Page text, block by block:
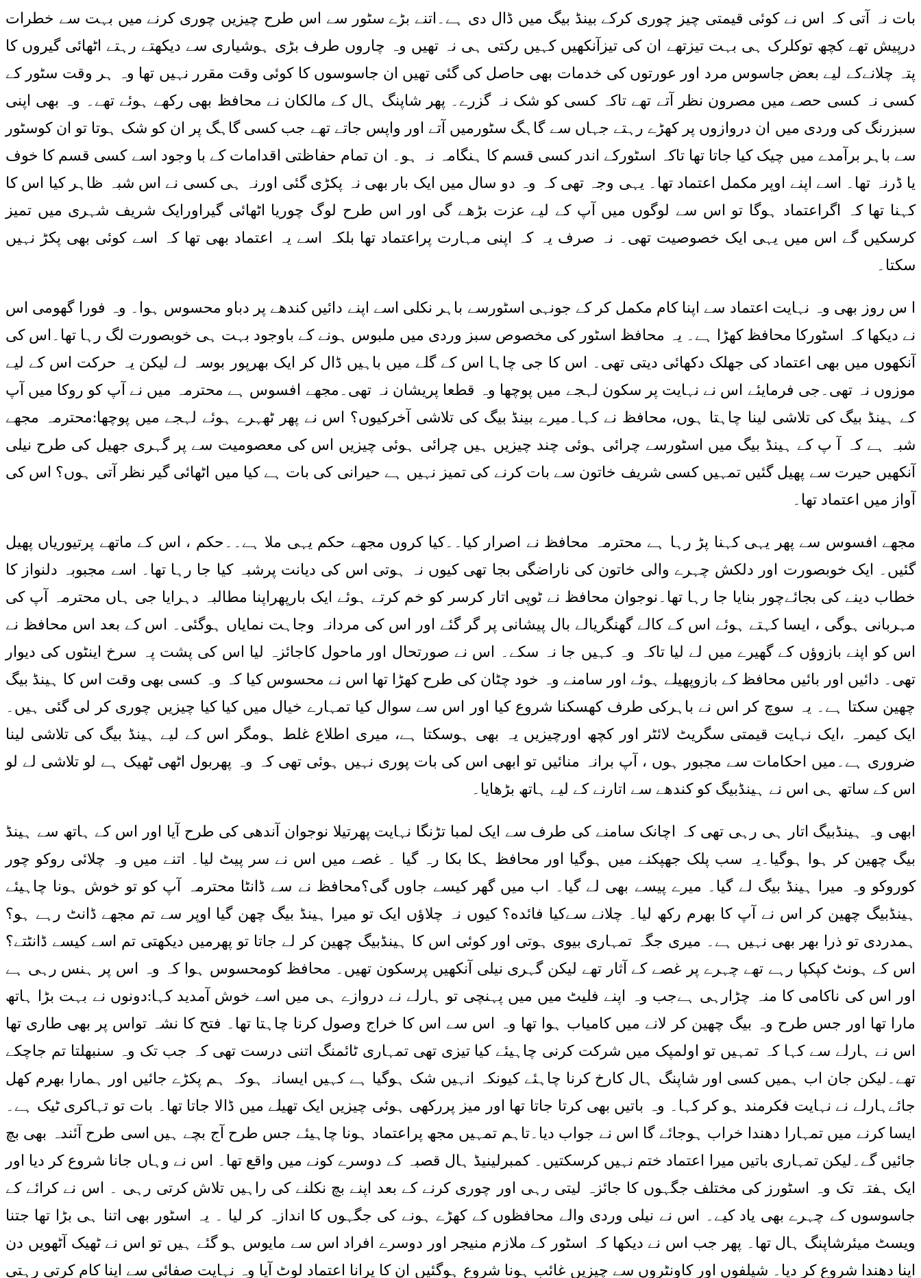
بات نہ آتی کہ اس نے کوئی قیمتی چیز چوری کرکے بینڈ بیگ میں ڈال دی ہے۔اتنے بڑے سٹور سے اس طرح چیزیں چوری کرنے میں بہت سے خطرات
درپیش تھے کچھ توکلرک ہی بہت تیزتھے ان کی تیزآنکھیں کہیں رکتی ہی نہ تھیں وہ چاروں طرف بڑی ہوشیاری سے دیکھتے رہتے اٹھائی گیروں کا
پتہ چلانےکے لیے بعض جاسوس مرد اور عورتوں کی خدمات بھی حاصل کی گئی تھیں ان جاسوسوں کا کوئی وقت مقرر نہیں تھا وہ ہر وقت سٹور کے
کسی نہ کسی حصے میں مصرون نظر آتے تھے تاکہ کسی کو شک نہ گزرے۔ پھر شاپنگ ہال کے مالکان نے محافظ بھی رکھے ہوئے تھے۔ وہ بھی اپنی
سبزرنگ کی وردی میں ان دروازوں پر کھڑے رہتے جہاں سے گاہگ سٹورمیں آتے اور واپس جاتے تھے جب کسی گاہگ پر ان کو شک ہوتا تو ان کوسٹور
سے باہر برآمدے میں چیک کیا جاتا تھا تاکہ اسٹورکے اندر کسی قسم کا ہنگامہ نہ ہو۔ ان تمام حفاظتی اقدامات کے با وجود اسے کسی قسم کا خوف
یا ڈرنہ تھا۔ اسے اپنے اوپر مکمل اعتماد تھا۔ یہی وجہ تھی کہ وہ دو سال میں ایک بار بھی نہ پکڑی گئی اورنہ ہی کسی نے اس شبہ ظاہر کیا اس کا
کہنا تھا کہ اگراعتماد ہوگا تو اس سے لوگوں میں آپ کے لیے عزت بڑھے گی اور اس طرح لوگ چوریا اٹھائی گیراورایک شریف شہری میں تمیز
کرسکیں گے اس میں یہی ایک خصوصیت تھی۔ نہ صرف یہ کہ اپنی مہارت پراعتماد تھا بلکہ اسے یہ اعتماد بھی تھا کہ اسے کوئی بھی پکڑ نہیں
سکتا۔
ا س روز بھی وہ نہایت اعتماد سے اپنا کام مکمل کر کے جونہی اسٹورسے باہر نکلی اسے اپنے دائیں کندھے پر دباو محسوس ہوا۔ وہ فورا گھومی اس
نے دیکھا کہ اسٹورکا محافظ کھڑا ہے۔ یہ محافظ اسٹور کی مخصوص سبز وردی میں ملبوس ہونے کے باوجود بہت ہی خوبصورت لگ رہا تھا۔اس کی
آنکھوں میں بھی اعتماد کی جھلک دکھائی دیتی تھی۔ اس کا جی چاہا اس کے گلے میں باہیں ڈال کر ایک بھرپور بوسہ لے لیکن یہ حرکت اس کے لیے
موزوں نہ تھی۔جی فرمایئے اس نے نہایت پر سکون لہجے میں پوچھا وہ قطعا پریشان نہ تھی۔مجھے افسوس ہے محترمہ میں نے آپ کو روکا میں آپ
کے ہینڈ بیگ کی تلاشی لینا چاہتا ہوں، محافظ نے کہا۔میرے بینڈ بیگ کی تلاشی آخرکیوں؟ اس نے پھر ٹھہرے ہوئے لہجے میں پوچھا:محترمہ مجھے
شبہ ہے کہ آ پ کے ہینڈ بیگ میں اسٹورسے چرائی ہوئی چند چیزیں ہیں چرائی ہوئی چیزیں اس کی معصومیت سے پر گہری جھیل کی طرح نیلی
آنکھیں حیرت سے پھیل گئیں تمہیں کسی شریف خاتون سے بات کرنے کی تمیز نہیں ہے حیرانی کی بات ہے کیا میں اٹھائی گیر نظر آتی ہوں؟ اس کی
آواز میں اعتماد تھا۔
مجھے افسوس سے پھر یہی کہنا پڑ رہا ہے محترمہ محافظ نے اصرار کیا۔۔کیا کروں مجھے حکم یہی ملا ہے۔۔حکم ، اس کے ماتھے پرتیوریاں پھیل
گئیں۔ ایک خوبصورت اور دلکش چہرے والی خاتون کی ناراضگی بجا تھی کیوں نہ ہوتی اس کی دیانت پرشبہ کیا جا رہا تھا۔ اسے مجبوبہ دلنواز کا
خطاب دینے کی بجائےچور بنایا جا رہا تھا۔نوجوان محافظ نے ٹوپی اتار کرسر کو خم کرتے ہوئے ایک بارپھراپنا مطالبہ دہرایا جی ہاں محترمہ آپ کی
مہربانی ہوگی ، ایسا کہتے ہوئے اس کے کالے گھنگریالے بال پیشانی پر گر گئے اور اس کی مردانہ وجاہت نمایاں ہوگئی۔ اس کے بعد اس محافظ نے
اس کو اپنے بازوؤں کے گھیرے میں لے لیا تاکہ وہ کہیں جا نہ سکے۔ اس نے صورتحال اور ماحول کاجائزہ لیا اس کی پشت پہ سرخ اینٹوں کی دیوار
تھی۔ دائیں اور بائیں محافظ کے بازوپھیلے ہوئے اور سامنے وہ خود چٹان کی طرح کھڑا تھا اس نے محسوس کیا کہ وہ کسی بھی وقت اس کا ہینڈ بیگ
چھین سکتا ہے۔ یہ سوچ کر اس نے باہرکی طرف کھسکنا شروع کیا اور اس سے سوال کیا تمہارے خیال میں کیا کیا چیزیں چوری کر لی گئی ہیں۔
ایک کیمرہ ،ایک نہایت قیمتی سگریٹ لائٹر اور کچھ اورچیزیں یہ بھی ہوسکتا ہے، میری اطلاع غلط ہومگر اس کے لیے ہینڈ بیگ کی تلاشی لینا
ضروری ہے۔میں احکامات سے مجبور ہوں ، آپ برانہ منائیں تو ابھی اس کی بات پوری نہیں ہوئی تھی کہ وہ پھربول اٹھی ٹھیک ہے لو تلاشی لے لو
اس کے ساتھ ہی اس نے ہینڈبیگ کو کندھے سے اتارنے کے لیے ہاتھ بڑھایا۔
ابھی وہ ہینڈبیگ اتار ہی رہی تھی کہ اچانک سامنے کی طرف سے ایک لمبا تڑنگا نہایت پھرتیلا نوجوان آندھی کی طرح آیا اور اس کے ہاتھ سے ہینڈ
بیگ چھین کر ہوا ہوگیا۔یہ سب پلک جھپکنے میں ہوگیا اور محافظ ہکا بکا رہ گیا ۔ غصے میں اس نے سر پیٹ لیا۔ اتنے میں وہ چلائی روکو چور
کوروکو وہ میرا ہینڈ بیگ لے گیا۔ میرے پیسے بھی لے گیا۔ اب میں گھر کیسے جاوں گی؟محافظ نے سے ڈانٹا محترمہ آپ کو تو خوش ہونا چاہیئے
ہینڈبیگ چھین کر اس نے آپ کا بھرم رکھ لیا۔ چلانے سےکیا فائده؟ کیوں نہ چلاؤں ایک تو میرا ہینڈ بیگ چھن گیا اوپر سے تم مجھے ڈانٹ رہے ہو؟
ہمدردی تو ذرا بھر بھی نہیں ہے۔ میری جگہ تمہاری بیوی ہوتی اور کوئی اس کا ہینڈبیگ چھین کر لے جاتا تو پھرمیں دیکھتی تم اسے کیسے ڈانٹتے؟
اس کے ہونٹ کپکپا رہے تھے چہرے پر غصے کے آثار تھے لیکن گہری نیلی آنکھیں پرسکون تھیں۔ محافظ کومحسوس ہوا کہ وہ اس پر ہنس رہی ہے
اور اس کی ناکامی کا منہ چڑارہی ہےجب وہ اپنے فلیٹ میں میں پہنچی تو ہارلے نے دروازے ہی میں اسے خوش آمدید کہا:دونوں نے بہت بڑا ہاتھ
مارا تھا اور جس طرح وہ بیگ چھین کر لانے میں کامیاب ہوا تھا وہ اس سے اس کا خراج وصول کرنا چاہتا تھا۔ فتح کا نشہ تواس پر بھی طاری تھا
اس نے ہارلے سے کہا کہ تمہیں تو اولمپک میں شرکت کرنی چاہیئے کیا تیزی تھی تمہاری ٹائمنگ اتنی درست تھی کہ جب تک وہ سنبھلتا تم جاچکے
تھے۔لیکن جان اب ہمیں کسی اور شاپنگ ہال کارخ کرنا چاہئے کیونکہ انہیں شک ہوگیا ہے کہیں ایسانہ ہوکہ ہم پکڑے جائیں اور ہمارا بھرم کھل
جائےہارلے نے نہایت فکرمند ہو کر کہا۔ وہ باتیں بھی کرتا جاتا تھا اور میز پررکھی ہوئی چیزیں ایک تھیلے میں ڈالا جاتا تھا۔ بات تو تہاکری ٹیک ہے۔
ایسا کرنے میں تمہارا دهندا خراب ہوجائے گا اس نے جواب دیا۔تاہم تمہیں مجھ پراعتماد ہونا چاہیئے جس طرح آج بچے ہیں اسی طرح آئندہ بھی بچ
جائیں گے۔لیکن تمہاری باتیں میرا اعتماد ختم نہیں کرسکتیں۔ کمبرلینیڈ ہال قصبہ کے دوسرے کونے میں واقع تھا۔ اس نے وہاں جانا شروع کر دیا اور
ایک ہفتہ تک وہ اسٹورز کی مختلف جگہوں کا جائزہ لیتی رہی اور چوری کرنے کے بعد اپنے بچ نکلنے کی راہیں تلاش کرتی رہی ۔ اس نے کرائے کے
جاسوسوں کے چہرے بھی یاد کیے۔ اس نے نیلی وردی والے محافظوں کے کھڑے ہونے کی جگہوں کا اندازہ کر لیا ۔ یہ اسٹور بھی اتنا ہی بڑا تھا جتنا
ویسٹ میئرشاپنگ ہال تھا۔ پھر جب اس نے دیکھا کہ اسٹور کے ملازم منیجر اور دوسرے افراد اس سے مایوس ہو گئے ہیں تو اس نے ٹھیک آٹھویں دن
اپنا دھندا شروع کر دیا۔ شیلفوں اور کاونٹروں سے چیزیں غائب ہونا شروع ہوگئیں ان کا پرانا اعتماد لوٹ آیا وہ نہایت صفائی سے اپنا کام کرتی رہتی